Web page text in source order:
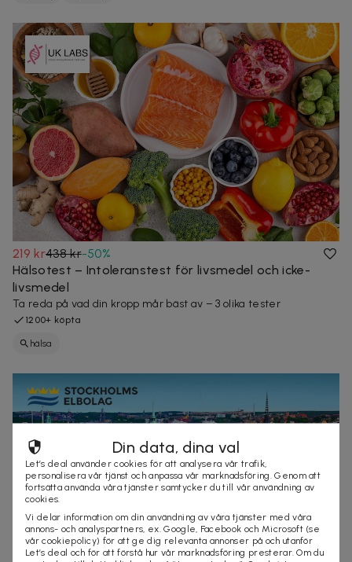
219 kr438 kr-50%
Hälsotest – Intoleranstest för livsmedel och icke-
livsmedel
Ta reda på vad din kropp mår bäst av – 3 olika tester
1200+ köpta
hälsa
Din data, dina val
Let’s deal använder cookies för att analysera vår trafik,
personalisera vår tjänst och anpassa vår marknadsföring. Genom att
fortsätta använda våra tjänster samtycker du till vår användning av
cookies.
Vi delar information om din användning av våra tjänster med våra
annons- och analyspartners, ex. Google, Facebook och Microsoft (se
vår cookiepolicy) för att ge dig relevanta annonser på och utanför
Let’s deal och för att förstå hur vår marknadsföring presterar. Om du